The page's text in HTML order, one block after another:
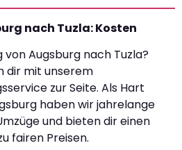
nach Tuzla: Kosten
von Augsburg nach Tuzla?
dir mit unserem
zur Seite. Als Hart
haben wir jahrelange
und bieten dir einen
fairen Preisen.